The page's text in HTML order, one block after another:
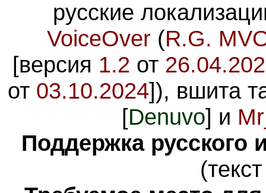
русские
VoiceOver (R.G.
[версия 1.2 от
от 03.10.2024]), вшита
[Denuvo] и
Поддержка русского